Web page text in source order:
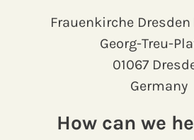
Frauenkirche
Georg-Treu-
01067
Germany
How can we